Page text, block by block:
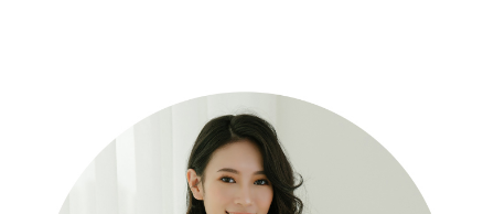
每筆NT$80，滿NT$890(含以上)免運費
黑貓貨到付款